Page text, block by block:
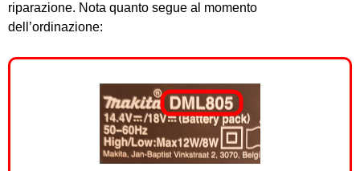
riparazione. Nota quanto segue al momento
dell’ordinazione: